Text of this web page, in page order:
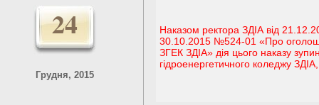
24
Грудня, 2015
Наказом ректора ЗДІА від
30.10.2015 №524-01 «Про
ЗГЕК ЗДІА» дія цього наказу
гідроенергетичного коледжу